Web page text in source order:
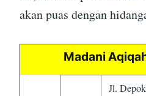
akan puas dengan
Madani
Jl.